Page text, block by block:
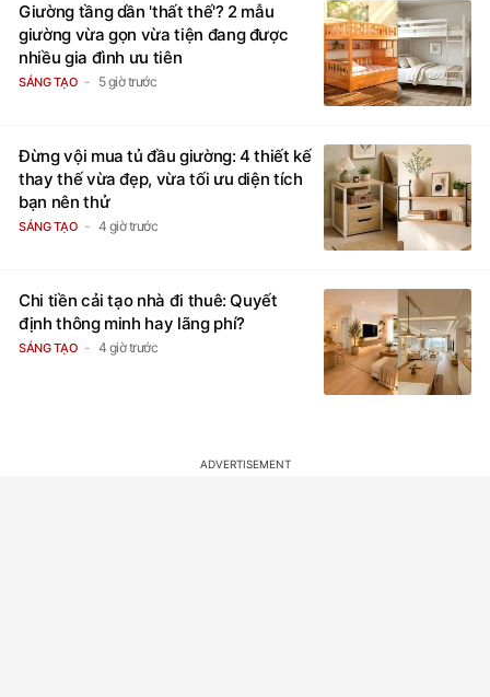
Giường tầng dần 'thất thế'? 2 mẫu
giường vừa gọn vừa tiện đang được
nhiều gia đình ưu tiên
SÁNG TẠO 5 giờ trước
Đừng vội mua tủ đầu giường: 4 thiết kế
thay thế vừa đẹp, vừa tối ưu diện tích
bạn nên thử
SÁNG TẠO 4 giờ trước
Chi tiền cải tạo nhà đi thuê: Quyết
định thông minh hay lãng phí?
SÁNG TẠO 4 giờ trước